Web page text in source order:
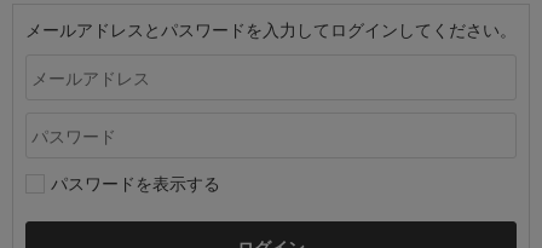
メールアドレスとパスワードを入力してログインしてください。
パスワードを表示する